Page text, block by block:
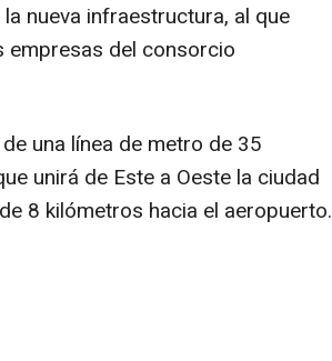
nueva infraestructura, al que
empresas del consorcio
una línea de metro de 35
unirá de Este a Oeste la ciudad
8 kilómetros hacia el aeropuerto.